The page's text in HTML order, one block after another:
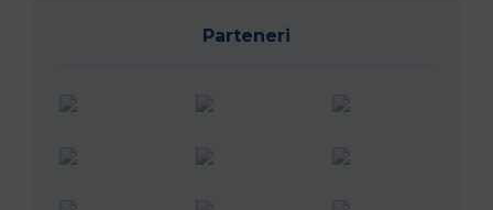
Parteneri